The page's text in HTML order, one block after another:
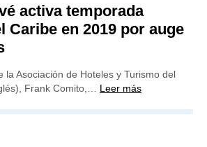
activa temporada
Caribe en 2019 por auge
la Asociación de Hoteles y Turismo del
Frank Comito,… Leer más